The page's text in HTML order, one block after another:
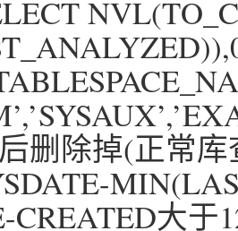
删除掉(正常
CREATED大